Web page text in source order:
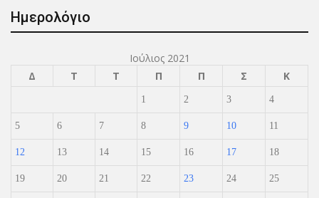
Ημερολόγιο
Ιούλιος 2021
Δ
Τ Τ Π Π Σ Κ
1 2 3 4
5 6 7 8 9 10 11
12 13 14 15 16 17 18
19 20 21 22 23 24 25